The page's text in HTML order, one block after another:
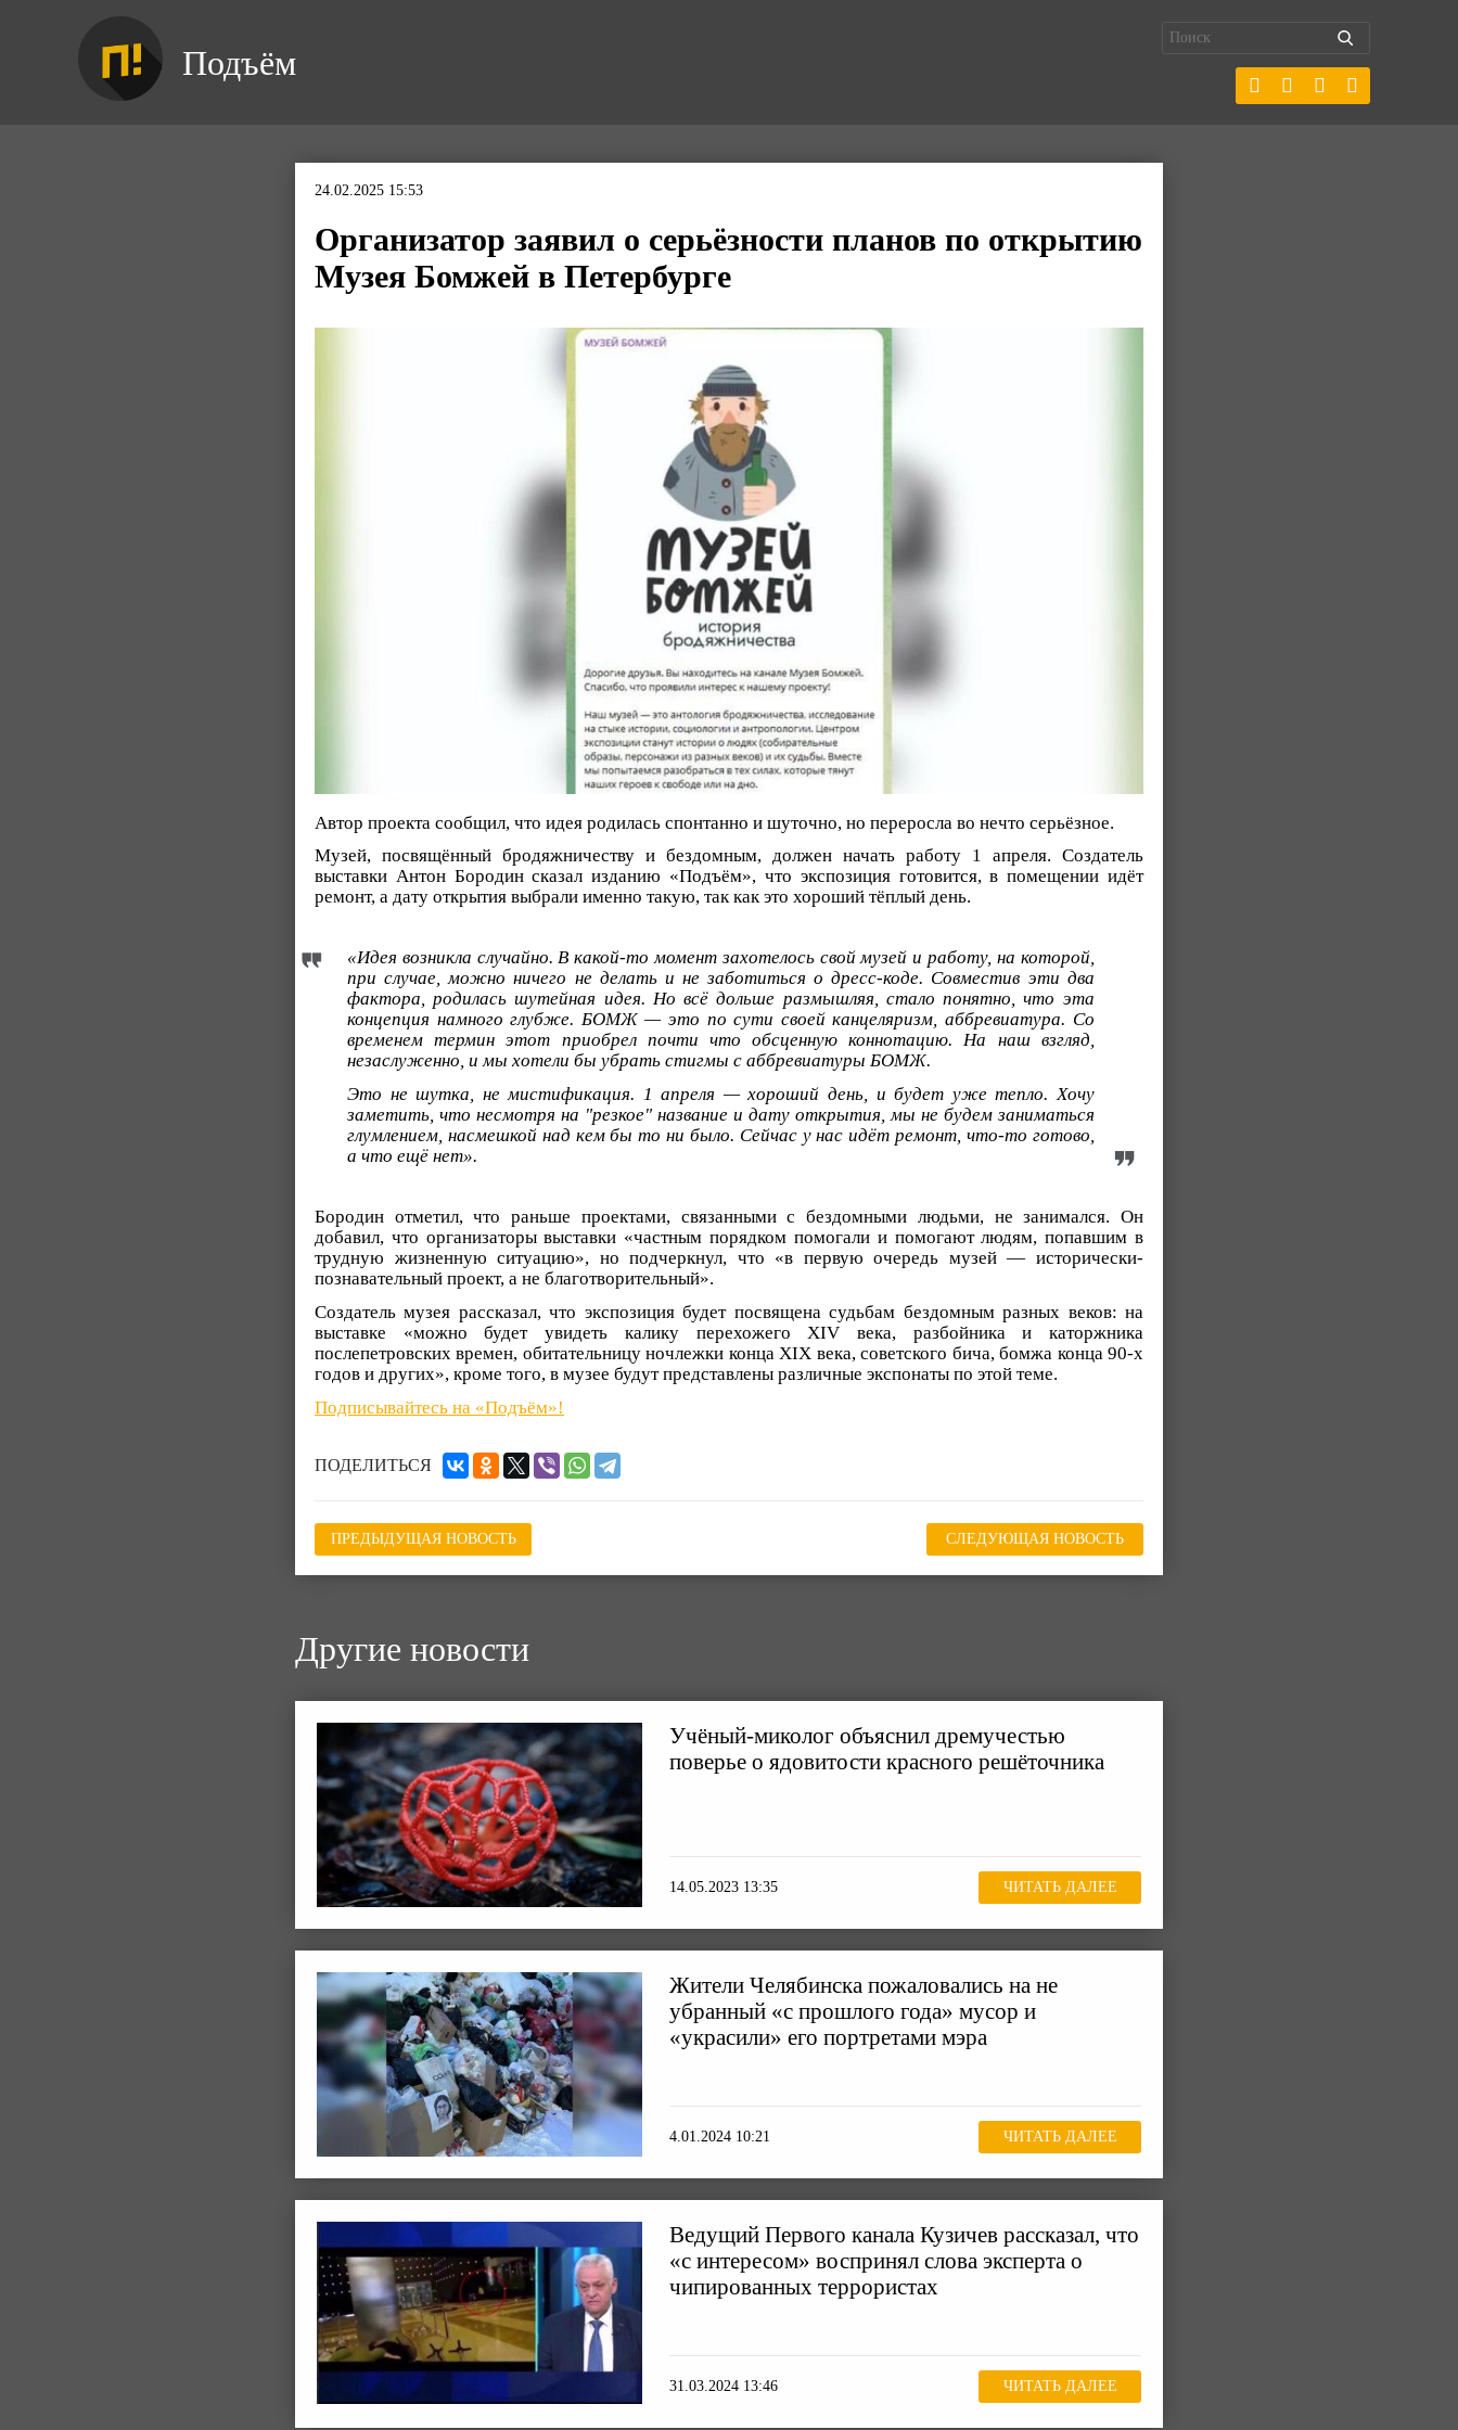
Подъём
24.02.2025 15:53
Организатор заявил о серьёзности планов по открытию
Музея Бомжей в Петербурге
Автор проекта сообщил, что идея родилась спонтанно и шуточно, но переросла во нечто серьёзное.
Музей, посвящённый бродяжничеству и бездомным, должен начать работу 1 апреля. Создатель
выставки Антон Бородин сказал изданию «Подъём», что экспозиция готовится, в помещении идёт
ремонт, а дату открытия выбрали именно такую, так как это хороший тёплый день.
«Идея возникла случайно. В какой-то момент захотелось свой музей и работу, на которой,
при случае, можно ничего не делать и не заботиться о дресс-коде. Совместив эти два
фактора, родилась шутейная идея. Но всё дольше размышляя, стало понятно, что эта
концепция намного глубже. БОМЖ — это по сути своей канцеляризм, аббревиатура. Со
временем термин этот приобрел почти что обсценную коннотацию. На наш взгляд,
незаслуженно, и мы хотели бы убрать стигмы с аббревиатуры БОМЖ.
Это не шутка, не мистификация. 1 апреля — хороший день, и будет уже тепло. Хочу
заметить, что несмотря на "резкое" название и дату открытия, мы не будем заниматься
глумлением, насмешкой над кем бы то ни было. Сейчас у нас идёт ремонт, что-то готово,
а что ещё нет».
Бородин отметил, что раньше проектами, связанными с бездомными людьми, не занимался. Он
добавил, что организаторы выставки «частным порядком помогали и помогают людям, попавшим в
трудную жизненную ситуацию», но подчеркнул, что «в первую очередь музей — исторически-
познавательный проект, а не благотворительный».
Создатель музея рассказал, что экспозиция будет посвящена судьбам бездомным разных веков: на
выставке «можно будет увидеть калику перехожего XIV века, разбойника и каторжника
послепетровских времен, обитательницу ночлежки конца XIX века, советского бича, бомжа конца 90-х
годов и других», кроме того, в музее будут представлены различные экспонаты по этой теме.
Подписывайтесь на «Подъём»!
ПОДЕЛИТЬСЯ
ПРЕДЫДУЩАЯ НОВОСТЬ СЛЕДУЮЩАЯ НОВОСТЬ
Другие новости
Учёный-миколог объяснил дремучестью
поверье о ядовитости красного решёточника
14.05.2023 13:35 ЧИТАТЬ ДАЛЕЕ
Жители Челябинска пожаловались на не
убранный «с прошлого года» мусор и
«украсили» его портретами мэра
4.01.2024 10:21 ЧИТАТЬ ДАЛЕЕ
Ведущий Первого канала Кузичев рассказал, что
«с интересом» воспринял слова эксперта о
чипированных террористах
31.03.2024 13:46 ЧИТАТЬ ДАЛЕЕ